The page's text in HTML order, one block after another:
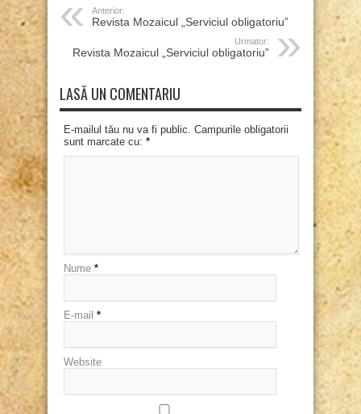
Anterior:
Revista Mozaicul „Serviciul obligatoriu”
Urmator:
Revista Mozaicul „Serviciul obligatoriu”
LASĂ UN COMENTARIU
E-mailul tău nu va fi public. Campurile obligatorii
sunt marcate cu: *
Nume *
E-mail *
Website